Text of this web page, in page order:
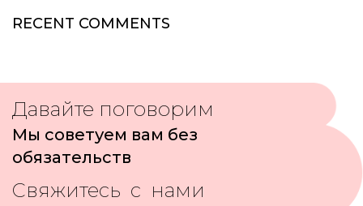
RECENT COMMENTS
Давайте поговорим
Мы советуем вам без
обязательств
Свяжитесь с нами